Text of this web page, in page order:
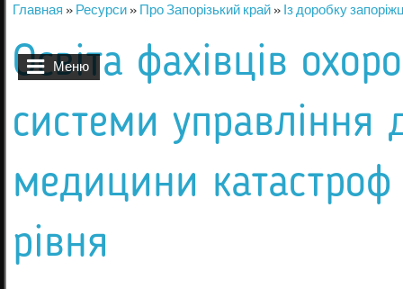
Меню
Главная »Ресурси»Про Запорізький край»Із доробку
Освіта фахівців
системи
медицини катастроф
рівня